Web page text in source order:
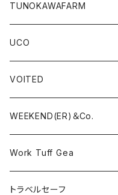
TUNOKAWAFARM
UCO
VOITED
WEEKEND(ER)＆Co.
Work Tuff Gea
トラベルセーフ